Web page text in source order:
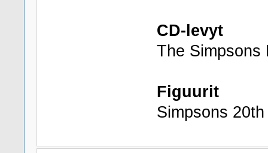
CD-levyt
The Simpsons
Figuurit
Simpsons